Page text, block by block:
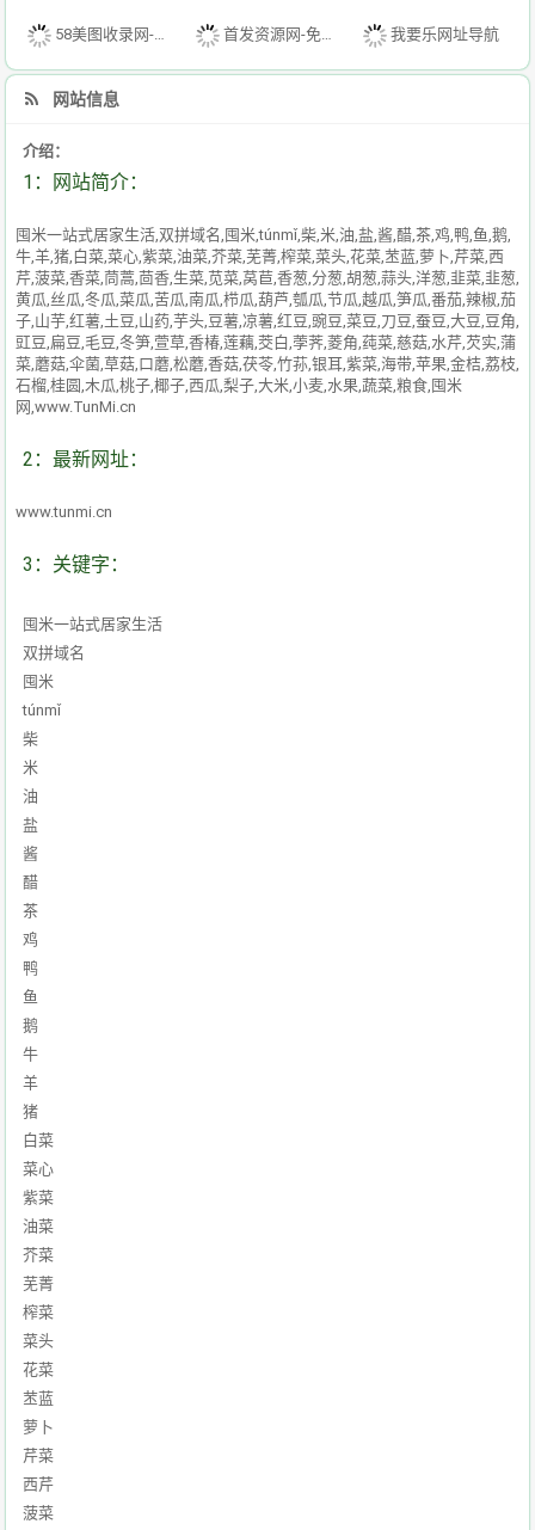
58美图收录网-自动收录网站-流量交换-自动链 首发资源网-免费资源下载-最新php源码下载-热门资源下载 我要乐网址导航
网站信息
介绍：
1：网站简介：
囤米一站式居家生活,双拼域名,囤米,túnmǐ,柴,米,油,盐,酱,醋,茶,鸡,鸭,鱼,鹅,
牛,羊,猪,白菜,菜心,紫菜,油菜,芥菜,芜菁,榨菜,菜头,花菜,苤蓝,萝卜,芹菜,西
芹,菠菜,香菜,茼蒿,茴香,生菜,苋菜,莴苣,香葱,分葱,胡葱,蒜头,洋葱,韭菜,韭葱,
黄瓜,丝瓜,冬瓜,菜瓜,苦瓜,南瓜,栉瓜,葫芦,瓠瓜,节瓜,越瓜,笋瓜,番茄,辣椒,茄
子,山芋,红薯,土豆,山药,芋头,豆薯,凉薯,红豆,豌豆,菜豆,刀豆,蚕豆,大豆,豆角,
豇豆,扁豆,毛豆,冬笋,萱草,香椿,莲藕,茭白,荸荠,菱角,莼菜,慈菇,水芹,芡实,蒲
菜,蘑菇,伞菌,草菇,口蘑,松蘑,香菇,茯苓,竹荪,银耳,紫菜,海带,苹果,金桔,荔枝,
石榴,桂圆,木瓜,桃子,椰子,西瓜,梨子,大米,小麦,水果,蔬菜,粮食,囤米
网,www.TunMi.cn
2：最新网址：
www.tunmi.cn
3：关键字：
囤米一站式居家生活
双拼域名
囤米
túnmǐ
柴
米
油
盐
酱
醋
茶
鸡
鸭
鱼
鹅
牛
羊
猪
白菜
菜心
紫菜
油菜
芥菜
芜菁
榨菜
菜头
花菜
苤蓝
萝卜
芹菜
西芹
菠菜